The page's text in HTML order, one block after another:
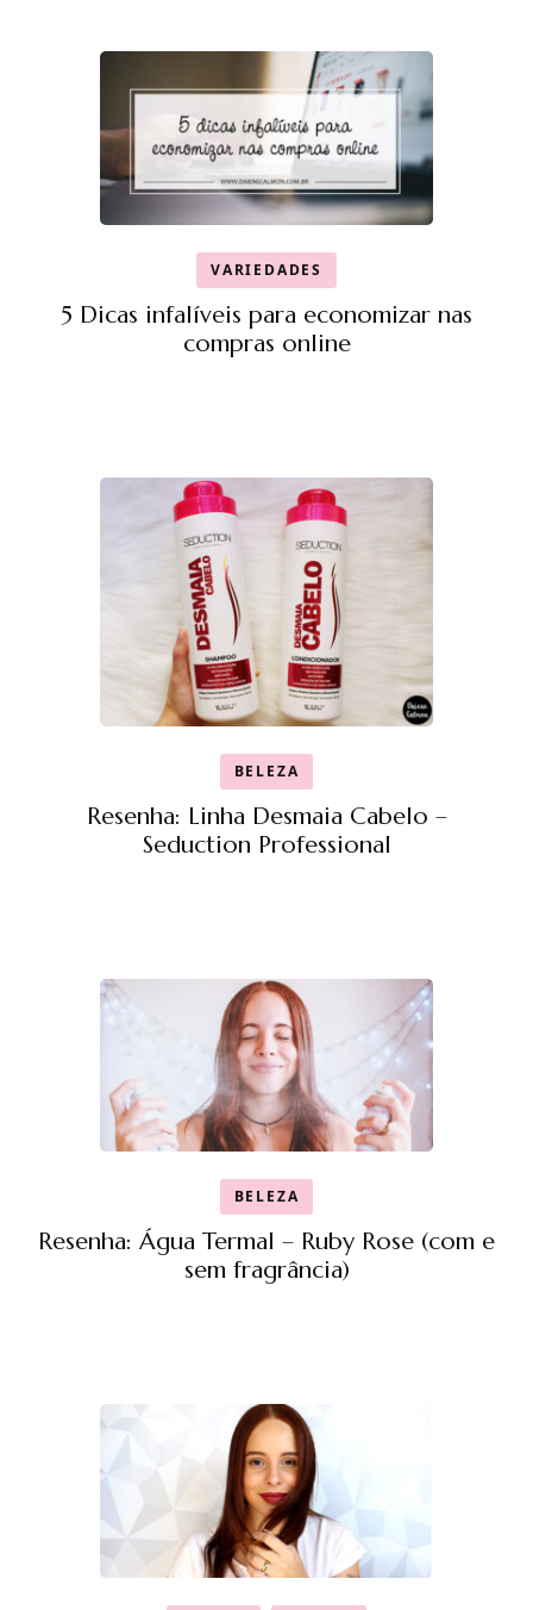
VARIEDADES
5 Dicas infalíveis para economizar nas
compras online
BELEZA
Resenha: Linha Desmaia Cabelo –
Seduction Professional
BELEZA
Resenha: Água Termal – Ruby Rose (com e
sem fragrância)